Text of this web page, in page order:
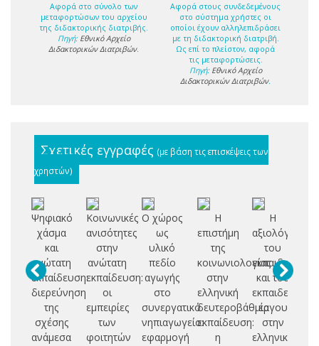
Αφορά στο σύνολο των
μεταφορτώσων του αρχείου
της διδακτορικής διατριβής.
Πηγή: Εθνικό Αρχείο
Διδακτορικών Διατριβών.
Αφορά στους συνδεδεμένους
στο σύστημα χρήστες οι
οποίοι έχουν αλληλεπιδράσει
με τη διδακτορική διατριβή.
Ως επί το πλείστον, αφορά
τις μεταφορτώσεις.
Πηγή: Εθνικό Αρχείο
Διδακτορικών Διατριβών.
Σχετικές εγγραφές (με βάση τις επισκέψεις των
χρηστών)
Ψηφιακό
χάσμα
και
ανώτατη
εκπαίδευση:
διερεύνηση
της
σχέσης
ανάμεσα
Κοινωνικές
ανισότητες
στην
ανώτατη
εκπαίδευση:
οι
εμπειρίες
των
φοιτητών
Ο χώρος
ως
υλικό
πεδίο
αγωγής
στο
συνεργατικό
νηπιαγωγείο:
εφαρμογή
Η
επιστήμη
της
κοινωνιολογίας
στην
ελληνική
δευτεροβάθμια
εκπαίδευση:
η
Η
αξιολόγηση
του
και του
έργου
στην
ελληνική